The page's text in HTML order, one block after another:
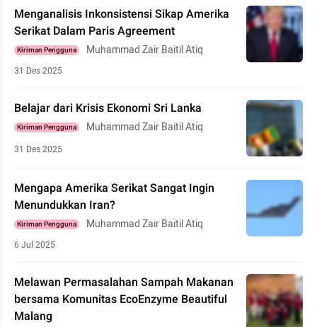
Menganalisis Inkonsistensi Sikap Amerika
Serikat Dalam Paris Agreement
Kiriman Pengguna Muhammad Zair Baitil Atiq
31 Des 2025
Belajar dari Krisis Ekonomi Sri Lanka
Kiriman Pengguna Muhammad Zair Baitil Atiq
31 Des 2025
Mengapa Amerika Serikat Sangat Ingin
Menundukkan Iran?
Kiriman Pengguna Muhammad Zair Baitil Atiq
6 Jul 2025
Melawan Permasalahan Sampah Makanan
bersama Komunitas EcoEnzyme Beautiful
Malang